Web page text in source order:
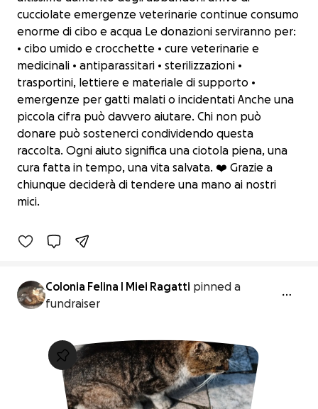
cucciolate emergenze veterinarie continue consumo
enorme di cibo e acqua Le donazioni serviranno per:
• cibo umido e crocchette • cure veterinarie e
medicinali • antiparassitari • sterilizzazioni •
trasportini, lettiere e materiale di supporto •
emergenze per gatti malati o incidentati Anche una
piccola cifra può davvero aiutare. Chi non può
donare può sostenerci condividendo questa
raccolta. Ogni aiuto significa una ciotola piena, una
cura fatta in tempo, una vita salvata. ❤️ Grazie a
chiunque deciderà di tendere una mano ai nostri
mici.
AIUTA LA NOSTRA COLONIA FELINA –
€165 raised
Colonia Felina I Miei Ragatti pinned a
fundraiser